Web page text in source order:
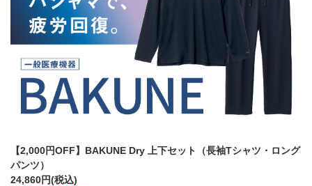
【2,000円OFF】BAKUNE Dry 上下セット（長袖Tシャツ・ロング
パンツ）
24,860円(税込)